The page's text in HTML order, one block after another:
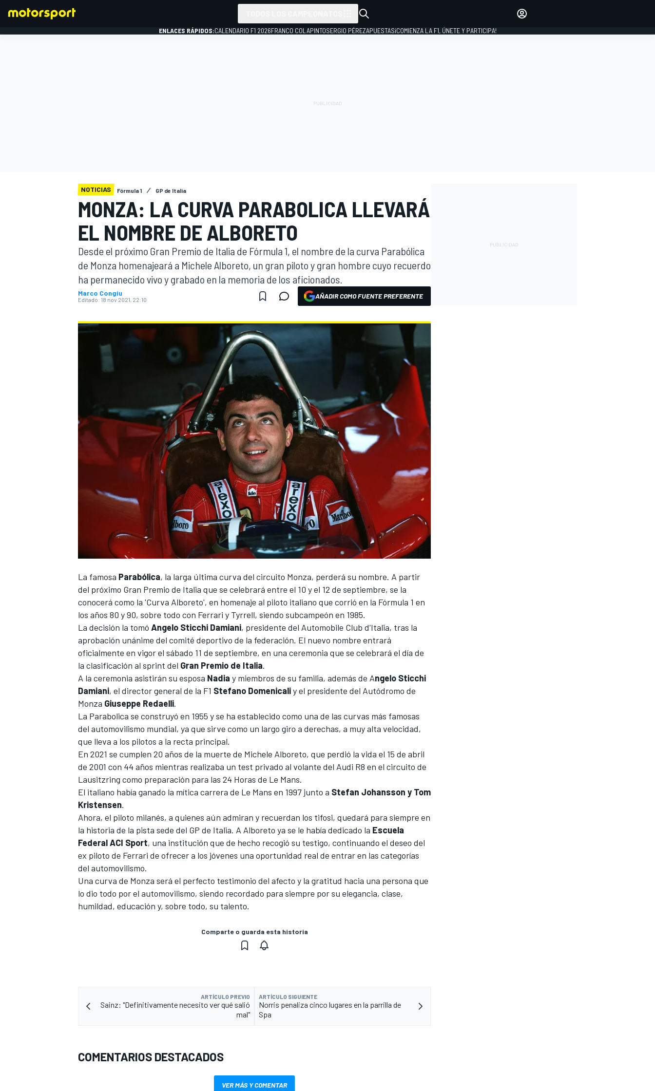
INDYCAR
FÓRMULA E
INICIAR SESIÓN
ENLACES RÁPIDOS:CALENDARIO F1 2026FRANCO COLAPINTOSERGIO PÉREZAPUESTAS¡COMIENZA LA F1, ÚNETE Y PARTICIPA!
NOTICIAS Fórmula 1 GP de Italia
MONZA: LA CURVA PARABOLICA LLEVARÁ
EL NOMBRE DE ALBORETO
Desde el próximo Gran Premio de Italia de Fórmula 1, el nombre de la curva Parabólica
de Monza homenajeará a Michele Alboreto, un gran piloto y gran hombre cuyo recuerdo
ha permanecido vivo y grabado en la memoria de los aficionados.
Marco Congiu
Editado: 18 nov 2021, 22:10 AÑADIR COMO FUENTE PREFERENTE
La famosa Parabólica, la larga última curva del circuito Monza, perderá su nombre. A partir
del próximo Gran Premio de Italia que se celebrará entre el 10 y el 12 de septiembre, se la
conocerá como la 'Curva Alboreto', en homenaje al piloto italiano que corrió en la Fórmula 1 en
los años 80 y 90, sobre todo con Ferrari y Tyrrell, siendo subcampeón en 1985.
La decisión la tomó Angelo Sticchi Damiani, presidente del Automobile Club d'Italia, tras la
aprobación unánime del comité deportivo de la federación. El nuevo nombre entrará
oficialmente en vigor el sábado 11 de septiembre, en una ceremonia que se celebrará el día de
la clasificación al sprint del Gran Premio de Italia.
A la ceremonia asistirán su esposa Nadia y miembros de su familia, además de Angelo Sticchi
Damiani, el director general de la F1 Stefano Domenicaliy el presidente del Autódromo de
Monza Giuseppe Redaelli.
La Parabolica se construyó en 1955 y se ha establecido como una de las curvas más famosas
del automovilismo mundial, ya que sirve como un largo giro a derechas, a muy alta velocidad,
que lleva a los pilotos a la recta principal.
En 2021 se cumplen 20 años de la muerte de Michele Alboreto, que perdió la vida el 15 de abril
de 2001 con 44 años mientras realizaba un test privado al volante del Audi R8 en el circuito de
Lausitzring como preparación para las 24 Horas de Le Mans.
El italiano había ganado la mítica carrera de Le Mans en 1997 junto a Stefan Johansson y Tom
Kristensen.
Ahora, el piloto milanés, a quienes aún admiran y recuerdan los tifosi, quedará para siempre en
la historia de la pista sede del GP de Italia. A Alboreto ya se le había dedicado la Escuela
Federal ACI Sport, una institución que de hecho recogió su testigo, continuando el deseo del
ex piloto de Ferrari de ofrecer a los jóvenes una oportunidad real de entrar en las categorías
del automovilismo.
Una curva de Monza será el perfecto testimonio del afecto y la gratitud hacia una persona que
lo dio todo por el automovilismo, siendo recordado para siempre por su elegancia, clase,
humildad, educación y, sobre todo, su talento.
Comparte o guarda esta historia
ARTÍCULO PREVIO
Sainz: "Definitivamente necesito ver qué salió
mal"
ARTÍCULO SIGUIENTE
Norris penaliza cinco lugares en la parrilla de
Spa
COMENTARIOS DESTACADOS
VER MÁS Y COMENTAR